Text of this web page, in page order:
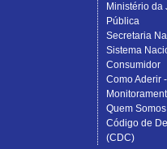
Ministério da
Pública
Secretaria
Sistema
Consumidor
Como Aderir
Quem Somos
Código de
(CDC)